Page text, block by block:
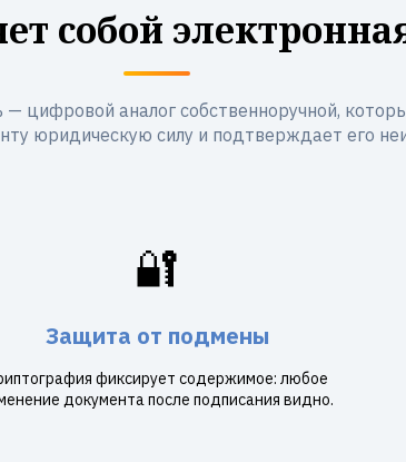
собой
— цифровой аналог собственноручной,
юридическую силу и подтверждает его
🔐
Защита от подмены
фиксирует содержимое: любое
документа после подписания видно.